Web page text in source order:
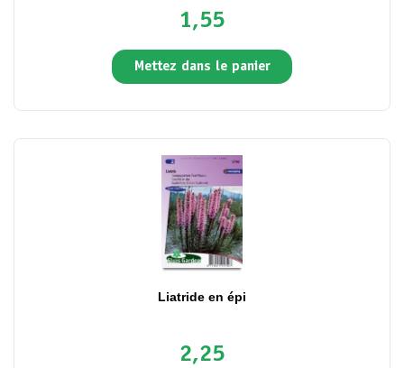
1,55
Mettez dans le panier
Liatride en épi
2,25